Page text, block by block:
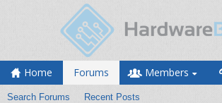
Home Forums
Search Forums Recent Posts
Members